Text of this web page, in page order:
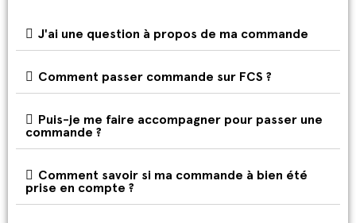
J'ai une question à propos de ma commande
Comment passer commande sur FCS ?
Puis-je me faire accompagner pour passer une
commande ?
Comment savoir si ma commande à bien été
prise en compte ?